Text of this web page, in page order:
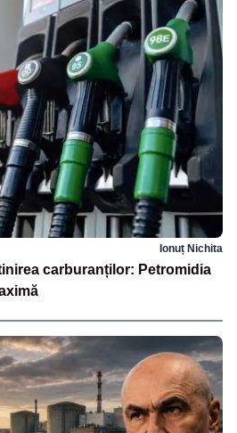
Ionuț Nichita
carburanților: Petromidia